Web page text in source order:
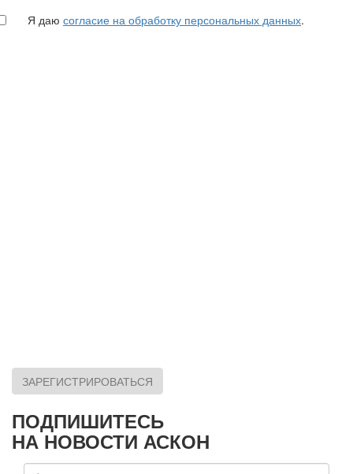
Я даю согласие на обработку персональных данных.
ЗАРЕГИСТРИРОВАТЬСЯ
ПОДПИШИТЕСЬ
НА НОВОСТИ АСКОН